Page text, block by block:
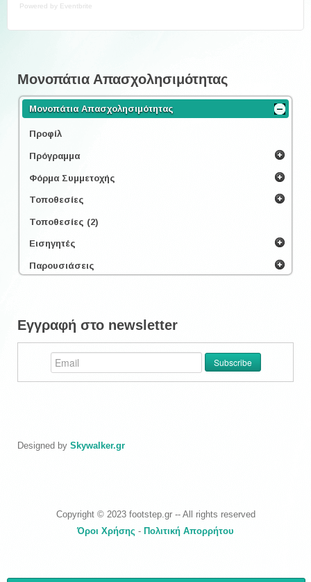
Powered by Eventbrite
Μονοπάτια Απασχολησιμότητας
Μονοπάτια Απασχολησιμότητας
Προφίλ
Πρόγραμμα
Φόρμα Συμμετοχής
Τοποθεσίες
Τοποθεσίες (2)
Εισηγητές
Παρουσιάσεις
Εγγραφή στο newsletter
Designed by Skywalker.gr
Copyright © 2023 footstep.gr -- All rights reserved
Όροι Χρήσης - Πολιτική Απορρήτου